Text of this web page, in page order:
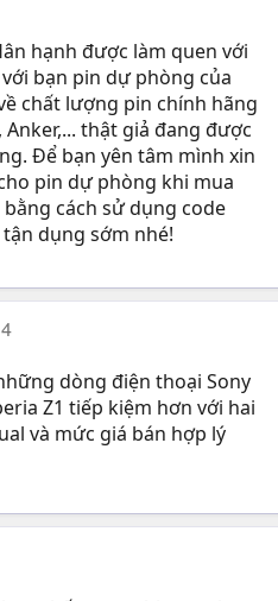
hạnh được làm quen với
bạn pin dự phòng của
chất lượng pin chính hãng
thật giả đang được
Để bạn yên tâm mình xin
pin dự phòng khi mua
bằng cách sử dụng code
tận dụng sớm nhé!
dòng điện thoại Sony
Z1 tiếp kiệm hơn với hai
và mức giá bán hợp lý